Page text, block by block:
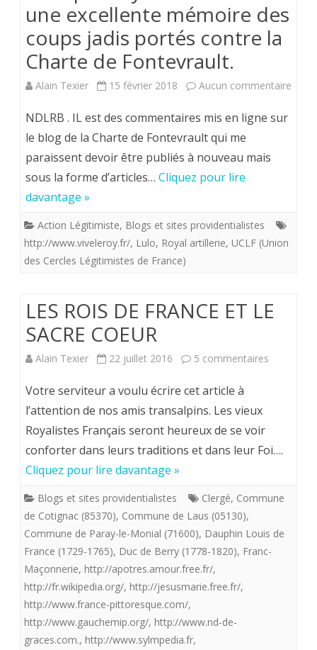
(1918)
une excellente mémoire des
coups jadis portés contre la
Charte de Fontevrault.
Alain Texier 15 février 2018 Aucun commentaire
NDLRB . IL est des commentaires mis en ligne sur
le blog de la Charte de Fontevrault qui me
paraissent devoir être publiés à nouveau mais
sous la forme d’articles… Cliquez pour lire
davantage »
Action Légitimiste, Blogs et sites providentialistes
http://www.viveleroy.fr/, Lulo, Royal artillerie, UCLF (Union
des Cercles Légitimistes de France)
LES ROIS DE FRANCE ET LE
SACRE COEUR
Alain Texier 22 juillet 2016 5 commentaires
FRANCE
SACRE
COEUR
Votre serviteur a voulu écrire cet article à
l’attention de nos amis transalpins. Les vieux
Royalistes Français seront heureux de se voir
conforter dans leurs traditions et dans leur Foi….
Cliquez pour lire davantage »
Blogs et sites providentialistes Clergé, Commune
de Cotignac (85370), Commune de Laus (05130),
Commune de Paray-le-Monial (71600), Dauphin Louis de
France (1729-1765), Duc de Berry (1778-1820), Franc-
Maçonnerie, http://apotres.amour.free.fr/,
http://fr.wikipedia.org/, http://jesusmarie.free.fr/,
http://www.france-pittoresque.com/,
http://www.gauchemip.org/, http://www.nd-de-
graces.com., http://www.sylmpedia.fr,